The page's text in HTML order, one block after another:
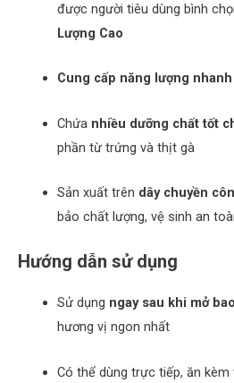
được người tiêu dùng bình
Lượng Cao
Cung cấp năng lượng
Chứa nhiều dưỡng chất tốt
phần từ trứng và thịt gà
Sản xuất trên dây chuyền
bảo chất lượng, vệ sinh an
Hướng dẫn sử dụng
Sử dụng ngay sau khi mở
hương vị ngon nhất
Có thể dùng trực tiếp, ăn